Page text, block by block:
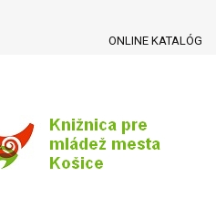
ONLINE KATALÓG